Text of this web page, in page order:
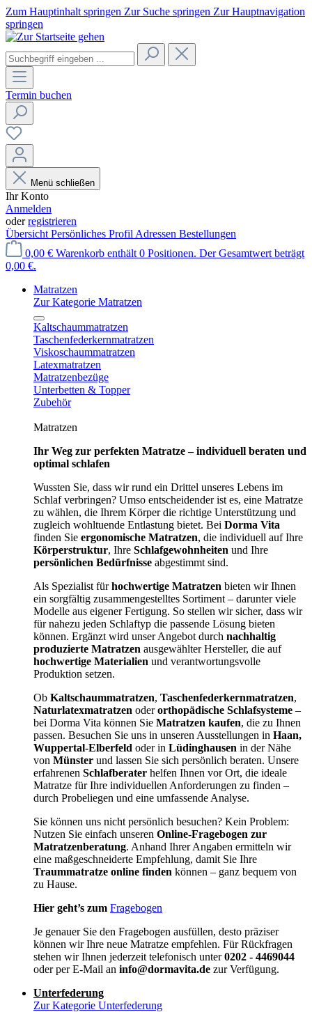
Zum Hauptinhalt springen Zur Suche springen Zur Hauptnavigation
springen
Termin buchen
Menü schließen
Ihr Konto
Anmelden
oderregistrieren
Übersicht Persönliches Profil Adressen Bestellungen
0,00 € Warenkorb enthält 0 Positionen. Der Gesamtwert beträgt
0,00 €.
Matratzen
Zur Kategorie Matratzen
Kaltschaummatratzen
Taschenfederkernmatratzen
Viskoschaummatratzen
Latexmatratzen
Matratzenbezüge
Unterbetten & Topper
Zubehör
Matratzen
Ihr Weg zur perfekten Matratze – individuell beraten und
optimal schlafen
Wussten Sie, dass wir rund ein Drittel unseres Lebens im
Schlaf verbringen? Umso entscheidender ist es, eine Matratze
zu wählen, die Ihrem Körper die richtige Unterstützung und
zugleich wohltuende Entlastung bietet. Bei Dorma Vita
finden Sie ergonomische Matratzen, die individuell auf Ihre
Körperstruktur, Ihre Schlafgewohnheiten und Ihre
persönlichen Bedürfnisse abgestimmt sind.
Als Spezialist fürhochwertige Matratzen bieten wir Ihnen
ein sorgfältig zusammengestelltes Sortiment – darunter viele
Modelle aus eigener Fertigung. So stellen wir sicher, dass wir
für nahezu jeden Schlaftyp die passende Lösung bieten
können. Ergänzt wird unser Angebot durch nachhaltig
produzierte Matratzen ausgewählter Hersteller, die auf
hochwertige Materialien und verantwortungsvolle
Produktion setzen.
Ob Kaltschaummatratzen, Taschenfederkernmatratzen,
Naturlatexmatratzen oderorthopädische Schlafsysteme –
bei Dorma Vita können Sie Matratzen kaufen, die zu Ihnen
passen. Besuchen Sie uns in unseren Ausstellungen in Haan,
Wuppertal-Elberfeld oder in Lüdinghausen in der Nähe
von Münster und lassen Sie sich persönlich beraten. Unsere
erfahrenen Schlafberater helfen Ihnen vor Ort, die ideale
Matratze für Ihre individuellen Anforderungen zu finden –
durch Probeliegen und eine umfassende Analyse.
Sie können uns nicht persönlich besuchen? Kein Problem:
Nutzen Sie einfach unseren Online-Fragebogen zur
Matratzenberatung. Anhand Ihrer Angaben ermitteln wir
eine maßgeschneiderte Empfehlung, damit Sie Ihre
Traummatratze online finden können – ganz bequem von
zu Hause.
Hier geht’s zum Fragebogen
Je genauer Sie den Fragebogen ausfüllen, desto präziser
können wir Ihre neue Matratze empfehlen. Für Rückfragen
stehen wir Ihnen jederzeit telefonisch unter0202 - 4469044
oder per E-Mail an info@dormavita.de zur Verfügung.
Unterfederung
Zur Kategorie Unterfederung